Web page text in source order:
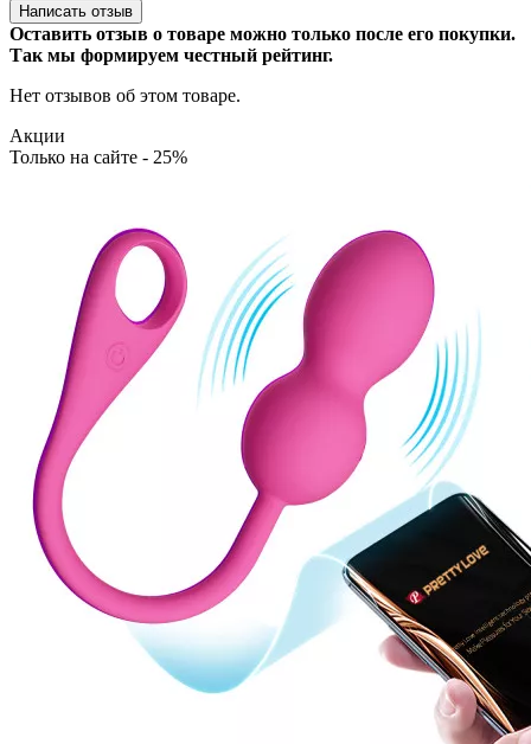
Написать отзыв
Оставить отзыв о товаре можно только после его покупки.
Так мы формируем честный рейтинг.
Нет отзывов об этом товаре.
Акции
Только на сайте - 25%